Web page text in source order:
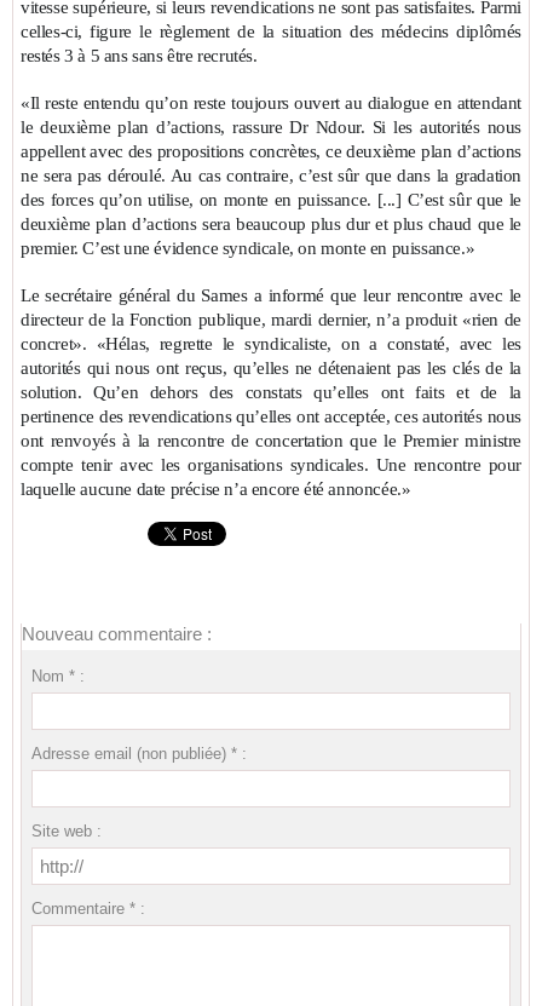
vitesse supérieure, si leurs revendications ne sont pas satisfaites. Parmi
celles-ci, figure le règlement de la situation des médecins diplômés
restés 3 à 5 ans sans être recrutés.
«Il reste entendu qu’on reste toujours ouvert au dialogue en attendant
le deuxième plan d’actions, rassure Dr Ndour. Si les autorités nous
appellent avec des propositions concrètes, ce deuxième plan d’actions
ne sera pas déroulé. Au cas contraire, c’est sûr que dans la gradation
des forces qu’on utilise, on monte en puissance. [...] C’est sûr que le
deuxième plan d’actions sera beaucoup plus dur et plus chaud que le
premier. C’est une évidence syndicale, on monte en puissance.»
Le secrétaire général du Sames a informé que leur rencontre avec le
directeur de la Fonction publique, mardi dernier, n’a produit «rien de
concret». «Hélas, regrette le syndicaliste, on a constaté, avec les
autorités qui nous ont reçus, qu’elles ne détenaient pas les clés de la
solution. Qu’en dehors des constats qu’elles ont faits et de la
pertinence des revendications qu’elles ont acceptée, ces autorités nous
ont renvoyés à la rencontre de concertation que le Premier ministre
compte tenir avec les organisations syndicales. Une rencontre pour
laquelle aucune date précise n’a encore été annoncée.»
Nouveau commentaire :
Nom * :
Adresse email (non publiée) * :
Site web :
Commentaire * :